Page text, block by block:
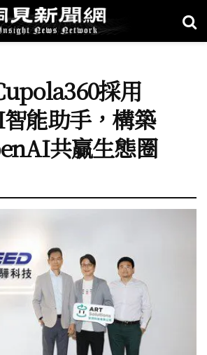
採用
能助手，構築
共贏生態圈